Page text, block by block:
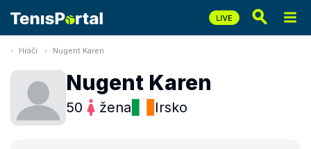
Hráči Nugent Karen
Nugent Karen
50 žena Irsko